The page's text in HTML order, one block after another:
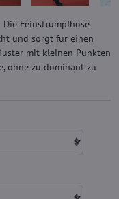
Feinstrumpfhose
und sorgt für einen
mit kleinen Punkten
ohne zu dominant zu